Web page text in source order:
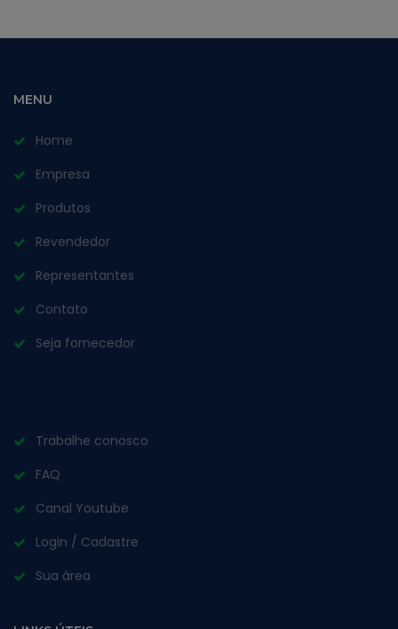
MENU
Home
Empresa
Produtos
Revendedor
Representantes
Contato
Seja fornecedor
Trabalhe conosco
FAQ
Canal Youtube
Login / Cadastre
Sua área